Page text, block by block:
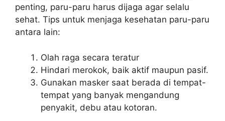
penting, paru-paru harus dijaga agar selalu
sehat. Tips untuk menjaga kesehatan paru-paru
antara lain:
Olah raga secara teratur
Hindari merokok, baik aktif maupun pasif.
Gunakan masker saat berada di tempat-
tempat yang banyak mengandung
penyakit, debu atau kotoran.